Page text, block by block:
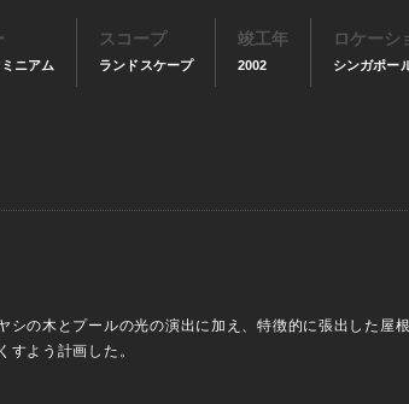
ニアム
スコープ
ランドスケープ
竣工年
2002
ロケーシ
シンガポー
の木とプールの光の演出に加え、特徴的に張出した屋
すよう計画した。